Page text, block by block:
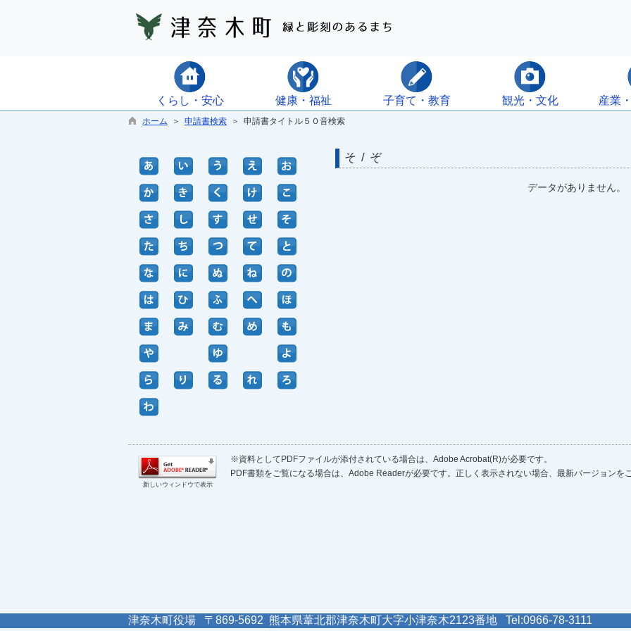
くらし・安心 健康・福祉 子育て・教育 観光・文化 産業
ホーム ＞ 申請書検索 ＞ 申請書タイトル５０音検索
そ / ぞ
データがありません。
新しいウィンドウで表示
※資料としてPDFファイルが添付されている場合は、Adobe Acrobat(R)が必要です。
PDF書類をご覧になる場合は、Adobe Readerが必要です。正しく表示されない場合、最新バージョンを
津奈木町役場 〒869-5692 熊本県葦北郡津奈木町大字小津奈木2123番地 Tel:0966-78-3111